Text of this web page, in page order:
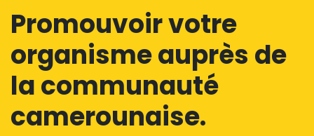
Promouvoir votre
organisme auprès de
la communauté
camerounaise.